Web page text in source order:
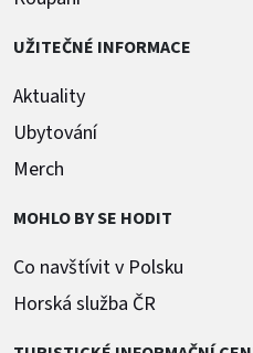
UŽITEČNÉ INFORMACE
Aktuality
Ubytování
Merch
MOHLO BY SE HODIT
Co navštívit v Polsku
Horská služba ČR